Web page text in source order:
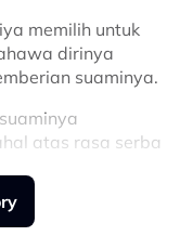
memilih untuk
dirinya
suaminya.
atas rasa serba
Threads yang
saya sendiri,